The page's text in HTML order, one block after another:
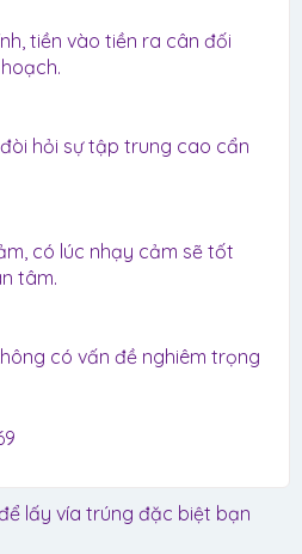
tiền vào tiền ra cân đối
hỏi sự tập trung cao cẩn
có lúc nhạy cảm sẽ tốt
tâm.
có vấn đề nghiêm trọng
lấy vía trúng đặc biệt bạn